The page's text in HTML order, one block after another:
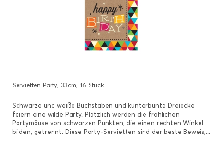
Servietten Party, 33cm, 16 Stück
Schwarze und weiße Buchstaben und kunterbunte Dreiecke
feiern eine wilde Party. Plötzlich werden die fröhlichen
Partymäuse von schwarzen Punkten, die einen rechten Winkel
bilden, getrennt. Diese Party-Servietten sind der beste Beweis,...